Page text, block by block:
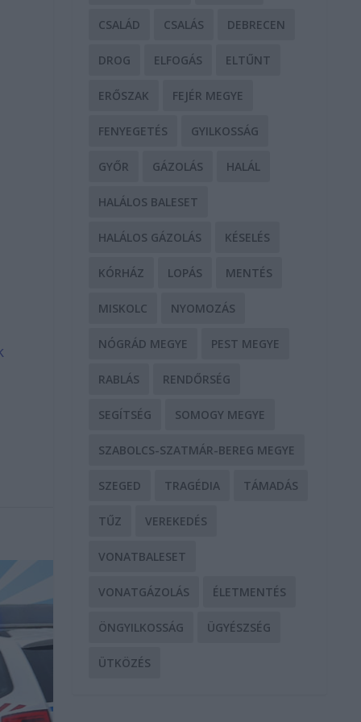
CSALÁD CSALÁS DEBRECEN
DROG ELFOGÁS ELTŰNT
ERŐSZAK FEJÉR MEGYE
FENYEGETÉS GYILKOSSÁG
GYŐR GÁZOLÁS HALÁL
HALÁLOS BALESET
HALÁLOS GÁZOLÁS KÉSELÉS
KÓRHÁZ LOPÁS MENTÉS
MISKOLC NYOMOZÁS
NÓGRÁD MEGYE PEST MEGYE
RABLÁS RENDŐRSÉG
SEGÍTSÉG SOMOGY MEGYE
SZABOLCS-SZATMÁR-BEREG MEGYE
SZEGED TRAGÉDIA TÁMADÁS
TŰZ VEREKEDÉS
VONATBALESET
VONATGÁZOLÁS ÉLETMENTÉS
ÖNGYILKOSSÁG ÜGYÉSZSÉG
ÜTKÖZÉS